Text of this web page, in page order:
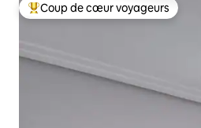
Coups de cœur voyageurs les
Coup de cœur voyageurs